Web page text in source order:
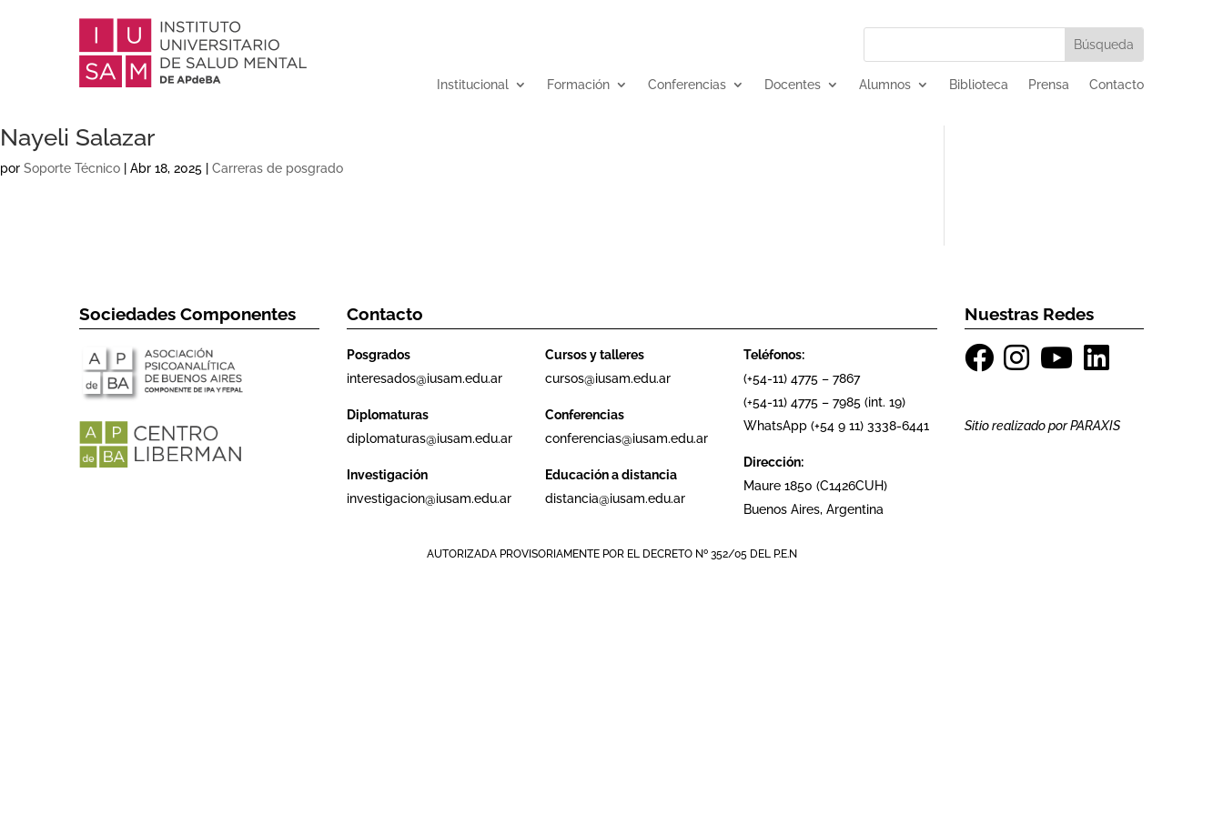
Institucional Formación Conferencias Docentes Alumnos Biblioteca Prensa Contacto
Nayeli Salazar
por Soporte Técnico Abr 18, 2025 Carreras de posgrado
Sociedades Componentes Contacto
Posgrados
interesados@iusam.edu.ar
Diplomaturas
diplomaturas@iusam.edu.ar
Investigación
investigacion@iusam.edu.ar
Cursos y talleres
cursos@iusam.edu.ar
Conferencias
conferencias@iusam.edu.ar
Educación a distancia
distancia@iusam.edu.ar
Teléfonos:
(+54-11) 4775 – 7867
(+54-11) 4775 – 7985 (int. 19)
WhatsApp (+54 9 11) 3338-6441
Dirección:
Maure 1850 (C1426CUH)
Buenos Aires, Argentina
Nuestras Redes
Sitio realizado porPARAXIS
AUTORIZADA PROVISORIAMENTE POR EL DECRETO Nº 352/05 DEL P.E.N